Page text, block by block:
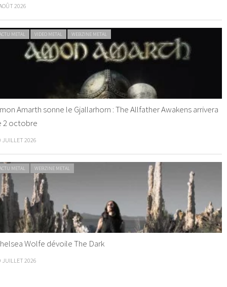
2026
METAL VIDEO METAL WEBZINE METAL
Amarth sonne le Gjallarhorn : The Allfather Awakens arrivera
2 octobre
JUILLET 2026
METAL WEBZINE METAL
Wolfe dévoile The Dark
JUILLET 2026